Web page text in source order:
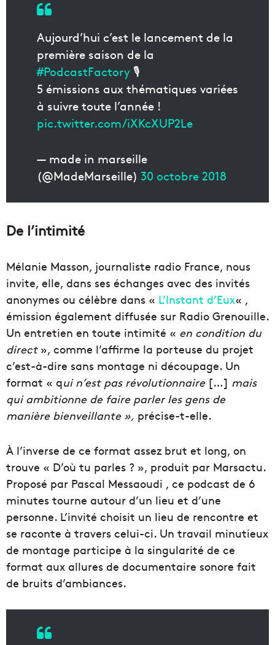
Aujourd’hui c’est le lancement de la
première saison de la
#PodcastFactory 🎙
5 émissions aux thématiques variées
à suivre toute l’année !
pic.twitter.com/iXKcXUP2Le
— made in marseille
(@MadeMarseille) 30 octobre 2018
De l’intimité
Mélanie Masson, journaliste radio France, nous
invite, elle, dans ses échanges avec des invités
anonymes ou célèbre dans « L’Instant d’Eux« ,
émission également diffusée sur Radio Grenouille.
Un entretien en toute intimité « en condition du
direct», comme l’affirme la porteuse du projet
c’est-à-dire sans montage ni découpage. Un
format « qui n’est pas révolutionnaire[…] mais
qui ambitionne de faire parler les gens de
manière bienveillante », précise-t-elle.
À l’inverse de ce format assez brut et long, on
trouve « D’où tu parles ? », produit par Marsactu.
Proposé par Pascal Messaoudi , ce podcast de 6
minutes tourne autour d’un lieu et d’une
personne. L’invité choisit un lieu de rencontre et
se raconte à travers celui-ci. Un travail minutieux
de montage participe à la singularité de ce
format aux allures de documentaire sonore fait
de bruits d’ambiances.